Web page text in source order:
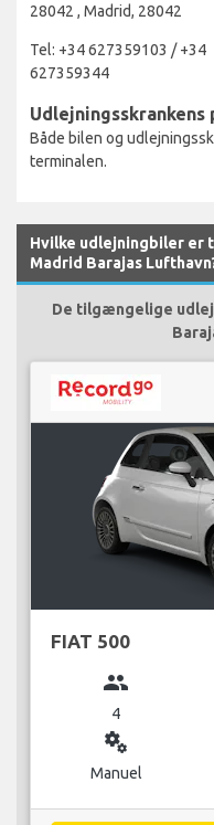
28042 , Madrid, 28042
Tel: +34 627359103 / +34
627359344
Udlejningsskrankens
Både bilen og
terminalen.
Hvilke udlejningbiler er
Madrid Barajas
De tilgængelige
FIAT 500
group
4
miscellaneous_services
Manuel